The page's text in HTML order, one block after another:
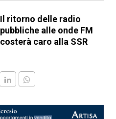
Il ritorno delle radio
pubbliche alle onde FM
costerà caro alla SSR